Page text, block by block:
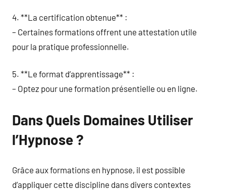
4. **La certification obtenue** :
– Certaines formations offrent une attestation utile
pour la pratique professionnelle.
5. **Le format d’apprentissage** :
– Optez pour une formation présentielle ou en ligne.
Dans Quels Domaines Utiliser
l’Hypnose ?
Grâce aux formations en hypnose, il est possible
d’appliquer cette discipline dans divers contextes